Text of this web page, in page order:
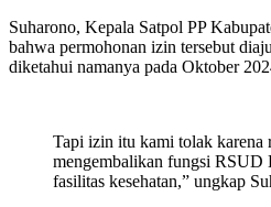
Suharono, Kepala Satpol PP
bahwa permohonan izin tersebut
diketahui namanya pada Oktober
Tapi izin itu kami tolak karena
mengembalikan fungsi RSUD
fasilitas kesehatan,” ungkap